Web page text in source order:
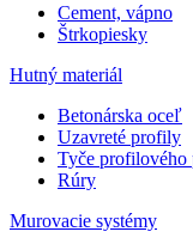
Cement, vápno
Štrkopiesky
Hutný materiál
Betonárska oceľ
Uzavreté profily
Tyče profilového
Rúry
Murovacie systémy